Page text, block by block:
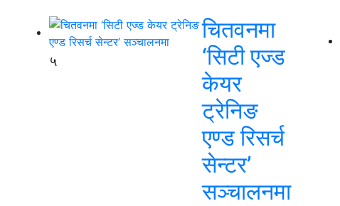
५
चितवनमा
‘सिटी एज्ड
केयर
ट्रेनिङ
एण्ड रिसर्च
सेन्टर’
सञ्चालनमा